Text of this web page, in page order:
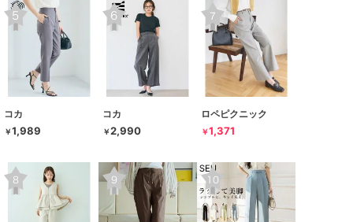
コカ
￥1,989
コカ
￥2,990
ロペピクニック
￥1,371